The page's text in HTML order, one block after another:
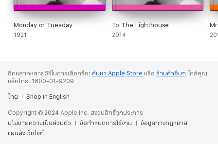
Monday or Tuesday
1921
To The Lighthouse
2014
อีกหลากหลายวิธีในการเลือกซื้อ: ค้นหา Apple Store หรือ ร้านค้าอื่นๆ ใกล้คุณ
หรือโทร. 1800-01-9209
ไทย
Shop in English
Copyright © 2024 Apple Inc. สงวนสิทธิ์ทุกประการ
นโยบายความเป็นส่วนตัว
ข้อกำหนดการใช้งาน
ข้อมูลทางกฎหมาย
แผนผังเว็บไซต์